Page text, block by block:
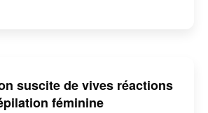
suscite de vives réactions
féminine